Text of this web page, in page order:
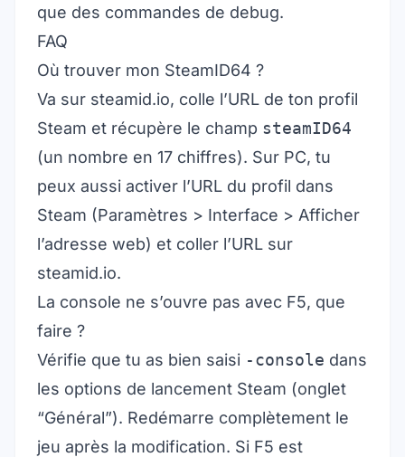
que des commandes de debug.
FAQ
Où trouver mon SteamID64 ?
Va sur steamid.io, colle l’URL de ton profil
Steam et récupère le champ steamID64
(un nombre en 17 chiffres). Sur PC, tu
peux aussi activer l’URL du profil dans
Steam (Paramètres > Interface > Afficher
l’adresse web) et coller l’URL sur
steamid.io.
La console ne s’ouvre pas avec F5, que
faire ?
Vérifie que tu as bien saisi -console dans
les options de lancement Steam (onglet
“Général”). Redémarre complètement le
jeu après la modification. Si F5 est